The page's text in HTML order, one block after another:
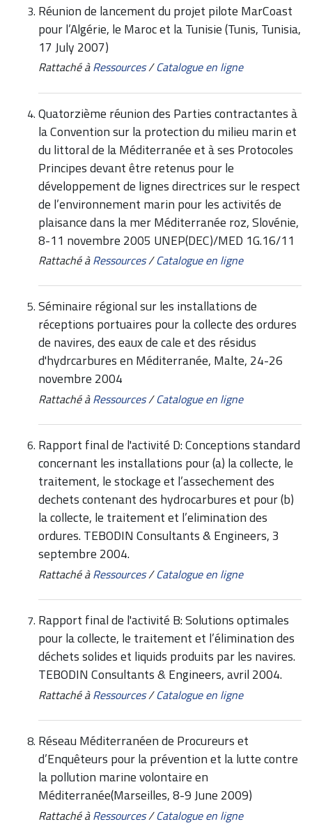
Réunion de lancement du projet pilote MarCoast
pour l’Algérie, le Maroc et la Tunisie (Tunis, Tunisia,
17 July 2007)
Rattaché à Ressources/Catalogue en ligne
Quatorzième réunion des Parties contractantes à
la Convention sur la protection du milieu marin et
du littoral de la Méditerranée et à ses Protocoles
Principes devant être retenus pour le
développement de lignes directrices sur le respect
de l’environnement marin pour les activités de
plaisance dans la mer Méditerranée roz, Slovénie,
8-11 novembre 2005 UNEP(DEC)/MED 1G.16/11
Rattaché à Ressources/Catalogue en ligne
Séminaire régional sur les installations de
réceptions portuaires pour la collecte des ordures
de navires, des eaux de cale et des résidus
d'hydrcarbures en Méditerranée, Malte, 24-26
novembre 2004
Rattaché à Ressources/Catalogue en ligne
Rapport final de l'activité D: Conceptions standard
concernant les installations pour (a) la collecte, le
traitement, le stockage et l’assechement des
dechets contenant des hydrocarbures et pour (b)
la collecte, le traitement et l’elimination des
ordures. TEBODIN Consultants & Engineers, 3
septembre 2004.
Rattaché à Ressources/Catalogue en ligne
Rapport final de l'activité B: Solutions optimales
pour la collecte, le traitement et l’élimination des
déchets solides et liquids produits par les navires.
TEBODIN Consultants & Engineers, avril 2004.
Rattaché à Ressources/Catalogue en ligne
Réseau Méditerranéen de Procureurs et
d’Enquêteurs pour la prévention et la lutte contre
la pollution marine volontaire en
Méditerranée(Marseilles, 8-9 June 2009)
Rattaché à Ressources/Catalogue en ligne